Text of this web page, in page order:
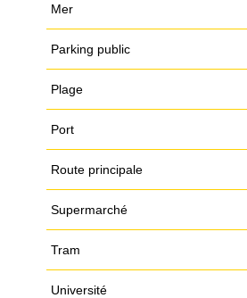
Mer
Parking public
Plage
Port
Route principale
Supermarché
Tram
Université